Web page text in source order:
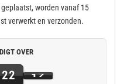
worden vanaf 15
verwerkt en verzonden.
OVER
22 17